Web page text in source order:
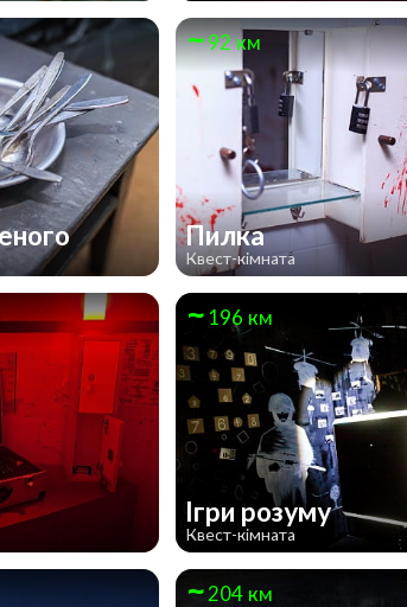
92 км
Пилка
Квест-кімната
196 км
Ігри розуму
Квест-кімната
204 км